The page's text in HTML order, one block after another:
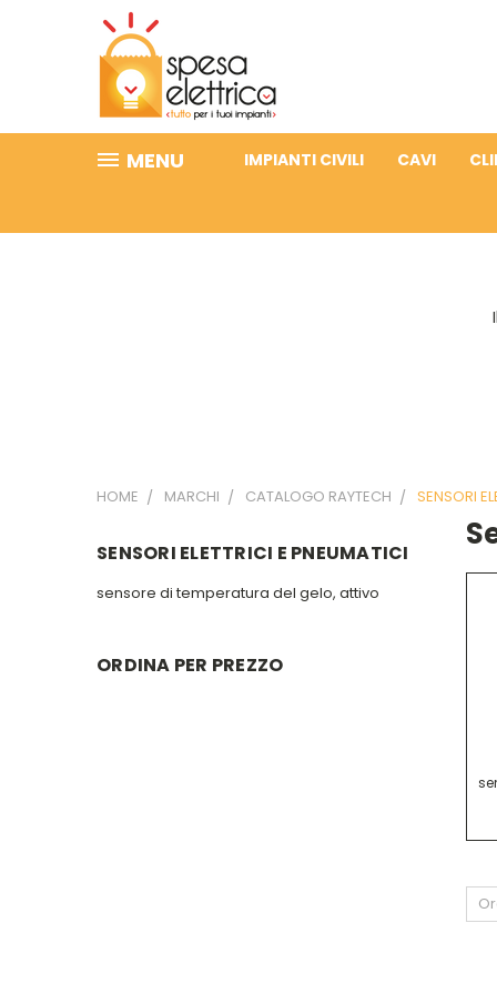
MENU IMPIANTI CIVILI CAVI
Il
HOME MARCHI CATALOGO RAYTECH SENSORI
SENSORI ELETTRICI E PNEUMATICI
sensore di temperatura del gelo, attivo
ORDINA PER PREZZO